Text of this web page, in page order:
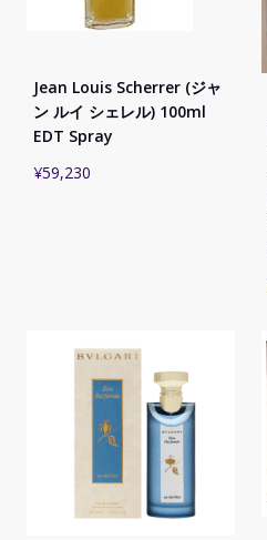
Jean Louis Scherrer (ジャ
ン ルイ シェレル) 100ml
EDT Spray
¥59,230